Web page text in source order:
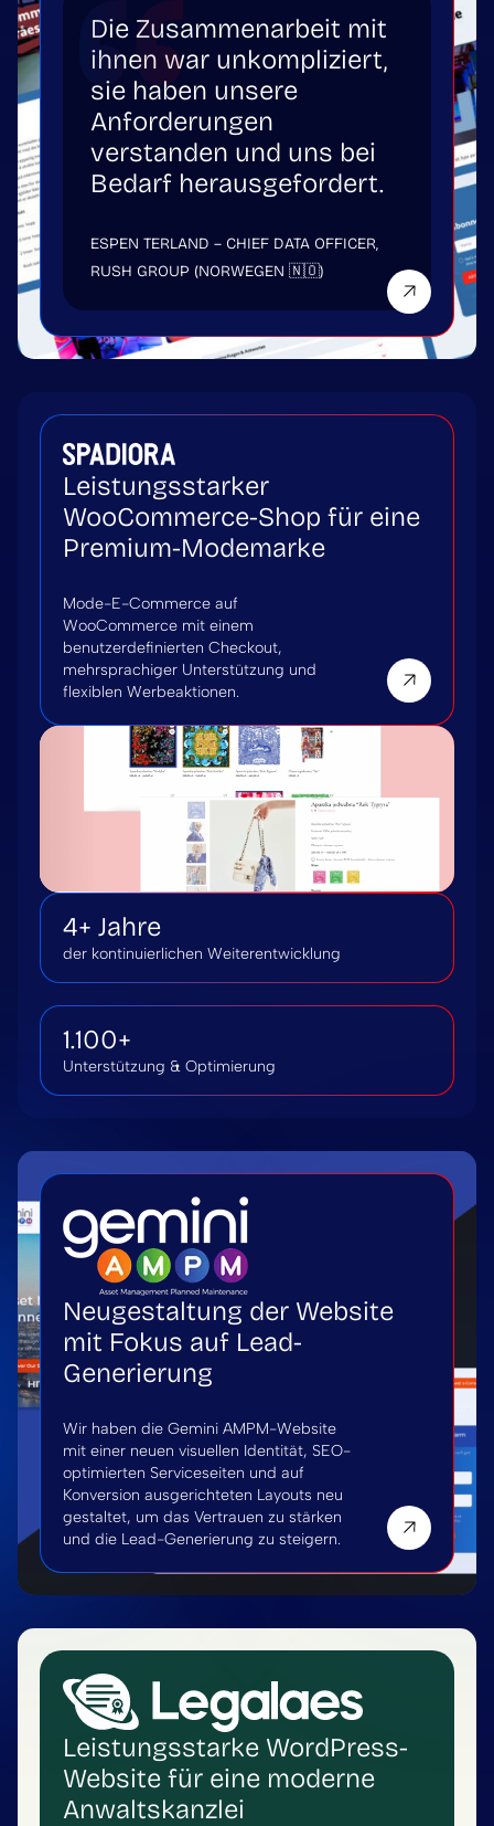
Die Zusammenarbeit mit
ihnen war unkompliziert,
sie haben unsere
Anforderungen
verstanden und uns bei
Bedarf herausgefordert.
ESPEN TERLAND – CHIEF DATA OFFICER,
RUSH GROUP (NORWEGEN 🇳🇴)
Leistungsstarker
WooCommerce-Shop für eine
Premium-Modemarke
Mode-E-Commerce auf
WooCommerce mit einem
benutzerdefinierten Checkout,
mehrsprachiger Unterstützung und
flexiblen Werbeaktionen.
4+ Jahre
der kontinuierlichen Weiterentwicklung
1.100+
Unterstützung & Optimierung
Neugestaltung der Website
mit Fokus auf Lead-
Generierung
Wir haben die Gemini AMPM-Website
mit einer neuen visuellen Identität, SEO-
optimierten Serviceseiten und auf
Konversion ausgerichteten Layouts neu
gestaltet, um das Vertrauen zu stärken
und die Lead-Generierung zu steigern.
Leistungsstarke WordPress-
Website für eine moderne
Anwaltskanzlei